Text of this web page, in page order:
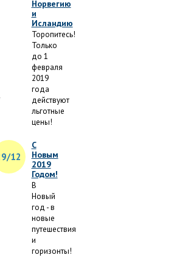
Норвегию
и
Исландию
Торопитесь!
Только
до 1
февраля
2019
года
действуют
льготные
цены!
12
С
Новым
2019
Годом!
В
Новый
год - в
новые
путешествия
и
горизонты!